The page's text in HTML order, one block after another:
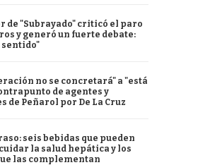
de "Subrayado" criticó el paro
y generó un fuerte debate:
sentido"
no se concretará" a "está
de agentes y
de Peñarol por De La Cruz
seis bebidas que pueden
la salud hepática y los
las complementan